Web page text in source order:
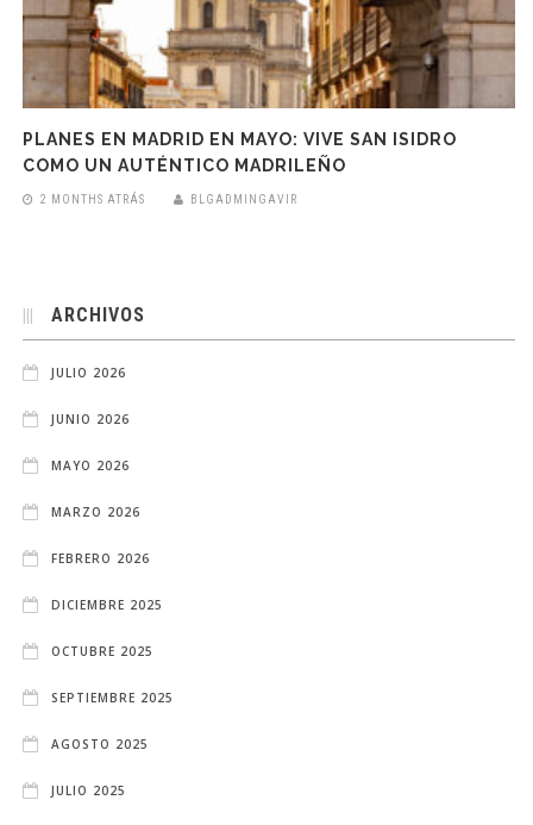
PLANES EN MADRID EN MAYO: VIVE SAN ISIDRO
COMO UN AUTÉNTICO MADRILEÑO
2 MONTHS ATRÁS BLGADMINGAVIR
ARCHIVOS
JULIO 2026
JUNIO 2026
MAYO 2026
MARZO 2026
FEBRERO 2026
DICIEMBRE 2025
OCTUBRE 2025
SEPTIEMBRE 2025
AGOSTO 2025
JULIO 2025